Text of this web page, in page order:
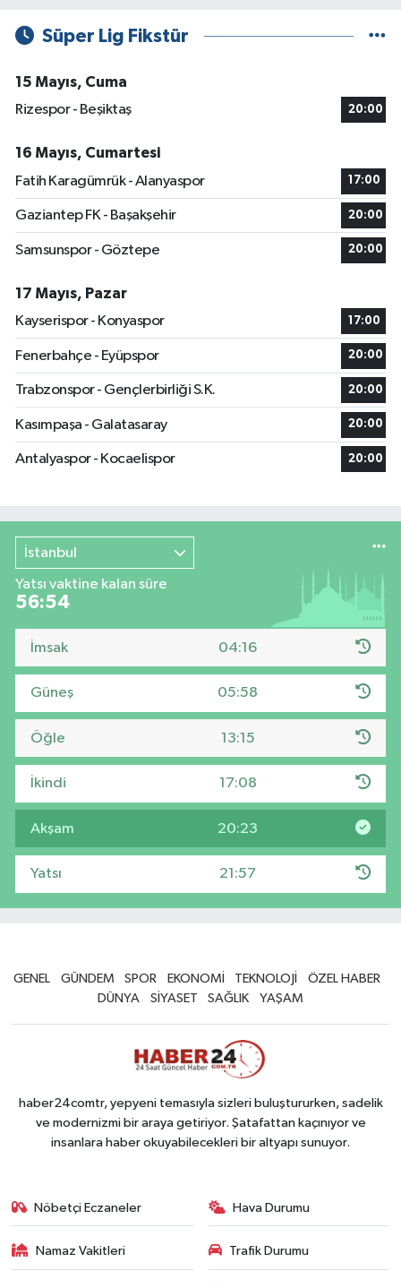
Süper Lig Fikstür
15 Mayıs, Cuma
Rizespor - Beşiktaş
20:00
16 Mayıs, Cumartesi
Fatih Karagümrük - Alanyaspor
17:00
Gaziantep FK - Başakşehir 20:00
Samsunspor - Göztepe 20:00
17 Mayıs, Pazar
Kayserispor - Konyaspor
17:00
Fenerbahçe - Eyüpspor 20:00
Trabzonspor - Gençlerbirliği S.K. 20:00
Kasımpaşa - Galatasaray 20:00
Antalyaspor - Kocaelispor 20:00
İstanbul
Yatsı vaktine kalan süre
56:53
İmsak 04:16
Güneş 05:58
Öğle 13:15
İkindi 17:08
Akşam 20:23
Yatsı 21:57
GENEL GÜNDEM SPOR EKONOMİ TEKNOLOJİ
ÖZEL HABER
DÜNYA
SİYASET SAĞLIK YAŞAM
haber24comtr, yepyeni temasıyla sizleri buluştururken, sadelik
ve modernizmi bir araya getiriyor. Şatafattan kaçınıyor ve
insanlara haber okuyabilecekleri bir altyapı sunuyor.
Nöbetçi Eczaneler Hava Durumu
Namaz Vakitleri Trafik Durumu